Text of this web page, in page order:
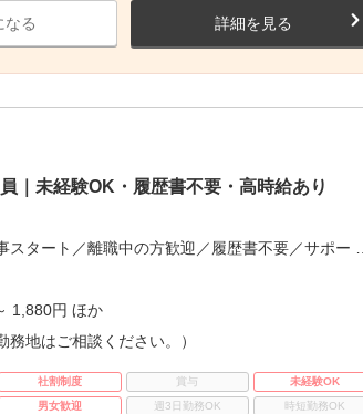
なる 詳細を見る
｜未経験OK・履歴書不要・高時給あり
スタート／離職中の方歓迎／履歴書不要／サポー …
1,880円 ほか
地はご相談ください。）
社割制度 賞与
未経験OK
男女歓迎 週3日勤務OK
時短勤務OK